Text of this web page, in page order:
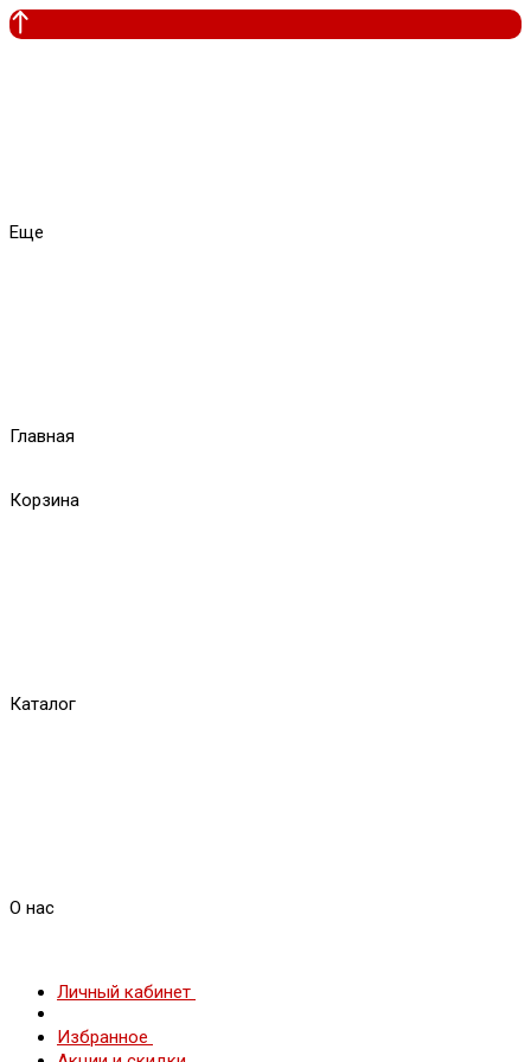
Еще
Главная
Корзина
Каталог
О нас
Личный кабинет
Избранное